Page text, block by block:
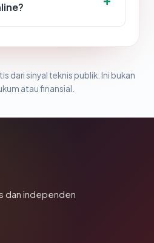
dari sinyal teknis publik. Ini bukan
atau finansial.
dan independen